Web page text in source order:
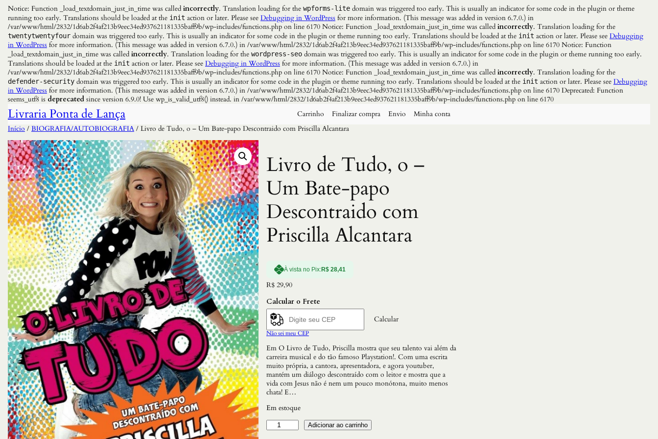
Notice: Function _load_textdomain_just_in_time was called incorrectly. Translation loading for the wpforms-lite domain was triggered too early. This is usually an indicator for some code in the plugin or theme
running too early. Translations should be loaded at the init action or later. Please see Debugging in WordPress for more information. (This message was added in version 6.7.0.) in
/var/www/html/2832/1d6ab2f4af213b9eec34ed937621181335baff9b/wp-includes/functions.php on line 6170 Notice: Function _load_textdomain_just_in_time was called incorrectly. Translation loading for the
twentytwentyfour domain was triggered too early. This is usually an indicator for some code in the plugin or theme running too early. Translations should be loaded at the init action or later. Please see Debugging
in WordPress for more information. (This message was added in version 6.7.0.) in /var/www/html/2832/1d6ab2f4af213b9eec34ed937621181335baff9b/wp-includes/functions.php on line 6170 Notice: Function
_load_textdomain_just_in_time was called incorrectly. Translation loading for the wordpress-seo domain was triggered too early. This is usually an indicator for some code in the plugin or theme running too early.
Translations should be loaded at the init action or later. Please see Debugging in WordPress for more information. (This message was added in version 6.7.0.) in
/var/www/html/2832/1d6ab2f4af213b9eec34ed937621181335baff9b/wp-includes/functions.php on line 6170 Notice: Function _load_textdomain_just_in_time was called incorrectly. Translation loading for the
defender-security domain was triggered too early. This is usually an indicator for some code in the plugin or theme running too early. Translations should be loaded at the init action or later. Please see Debugging
in WordPress for more information. (This message was added in version 6.7.0.) in /var/www/html/2832/1d6ab2f4af213b9eec34ed937621181335baff9b/wp-includes/functions.php on line 6170 Deprecated: Function
seems_utf8 is deprecated since version 6.9.0! Use wp_is_valid_utf8() instead. in /var/www/html/2832/1d6ab2f4af213b9eec34ed937621181335baff9b/wp-includes/functions.php on line 6170
Livraria Ponta de Lança Carrinho Finalizar compra Envio
Minha conta
Início / BIOGRAFIA/AUTOBIOGRAFIA / Livro de Tudo, o – Um Bate-papo Descontraido com Priscilla Alcantara
Livro de Tudo, o –
Um Bate-papo
Descontraido com
Priscilla Alcantara
À vista no Pix:R$ 28,41
R$ 29,90
Calcular o Frete
Calcular
Não sei meu CEP
Em O Livro de Tudo, Priscilla mostra que seu talento vai além da
carreira musical e do tão famoso Playstation!. Com uma escrita
muito própria, a cantora, apresentadora, e agora youtuber,
mantém um diálogo descontraído com o leitor e mostra que a
vida com Jesus não é nem um pouco monótona, muito menos
chata! E…
Em estoque
L
i
Adicionar ao carrinho